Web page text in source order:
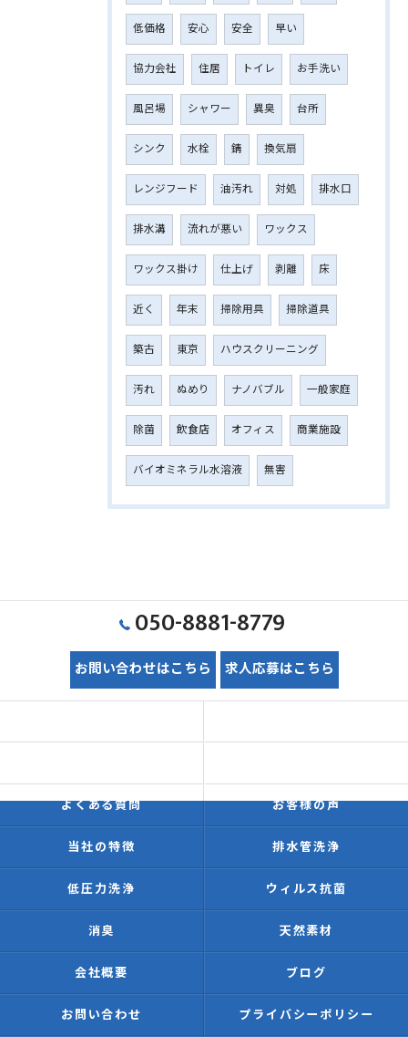
低価格 安心 安全 早い
協力会社 住居 トイレ お手洗い
風呂場 シャワー 異臭 台所
シンク 水栓 錆 換気扇
レンジフード 油汚れ 対処 排水口
排水溝 流れが悪い ワックス
ワックス掛け 仕上げ 剥離 床
近く 年末 掃除用具 掃除道具
築古 東京 ハウスクリーニング
汚れ ぬめり ナノバブル 一般家庭
除菌 飲食店 オフィス 商業施設
バイオミネラル水溶液 無害
050-8881-8779
お問い合わせはこちら 求人応募はこちら
よくある質問 お客様の声
当社の特徴 排水管洗浄
低圧力洗浄 ウィルス抗菌
消臭 天然素材
会社概要 ブログ
お問い合わせ プライバシーポリシー